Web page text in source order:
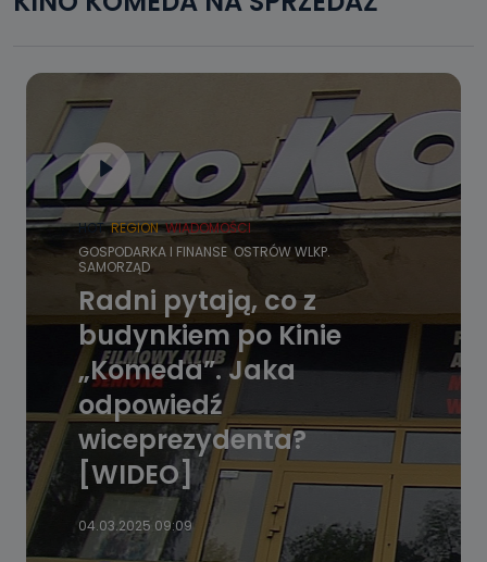
HOT REGION WIADOMOŚCI
GOSPODARKA I FINANSE OSTRÓW WLKP.
SAMORZĄD
Radni pytają, co z
budynkiem po Kinie
„Komeda”. Jaka
odpowiedź
wiceprezydenta?
[WIDEO]
04.03.2025 09:09